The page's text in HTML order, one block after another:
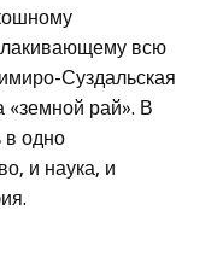
всю
Суздальская
«земной рай». В
в одно
и наука, и